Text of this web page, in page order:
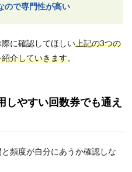
ので専門性が高い
に確認してほしい上記の3つの
介していきます。
しやすい回数券でも通え
頻度が自分にあうか確認しな